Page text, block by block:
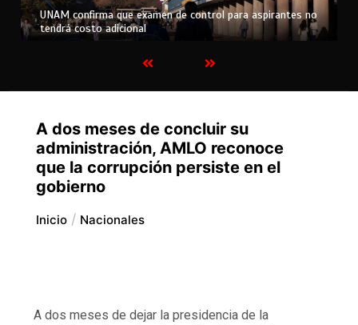
UNAM confirma que examen de control para aspirantes no
tendrá costo adicional
A dos meses de concluir su
administración, AMLO reconoce
que la corrupción persiste en el
gobierno
Inicio Nacionales
A dos meses de dejar la presidencia de la